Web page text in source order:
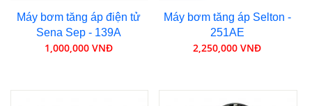
Máy bơm tăng áp điện tử
Sena Sep - 139A
1,000,000 VNĐ
Máy bơm tăng áp Selton -
251AE
2,250,000 VNĐ